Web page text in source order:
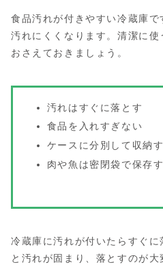
食品汚れが付きやすい冷蔵庫
汚れにくくなります。清潔に
おさえておきましょう。
汚れはすぐに落とす
食品を入れすぎない
ケースに分別して収納
肉や魚は密閉袋で保存
冷蔵庫に汚れが付いたらすぐ
と汚れが固まり、落とすのが大